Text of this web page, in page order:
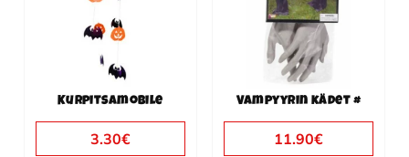
Kurpitsamobile
3.30€
Vampyyrin kädet #
11.90€